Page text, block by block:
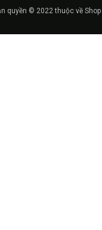
quyền © 2022 thuộc về